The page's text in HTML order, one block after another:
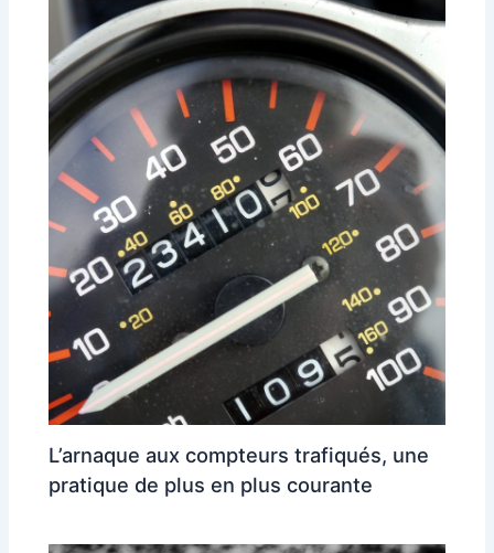
L’arnaque aux compteurs trafiqués, une
pratique de plus en plus courante